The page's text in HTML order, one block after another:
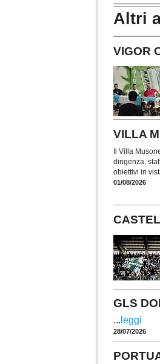
Altri
VIGOR
VILLA
Il Villa
dirigenza,
obiettivi in
01/08/2026
GLS
... leggi
28/07/2026